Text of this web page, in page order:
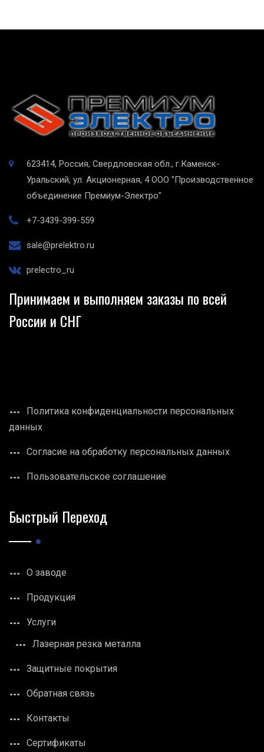
623414, Россия, Свердловская обл., г.Каменск-
Уральский, ул. Акционерная, 4 ООО "Производственное
объединение Премиум-Электро"
+7-3439-399-559
sale@prelektro.ru
prelectro_ru
Принимаем и выполняем заказы по всей
России и СНГ
Политика конфиденциальности персональных
данных
Согласие на обработку персональных данных
Пользовательское соглашение
Быстрый Переход
О заводе
Продукция
Услуги
Лазерная резка металла
Защитные покрытия
Обратная связь
Контакты
Сертификаты